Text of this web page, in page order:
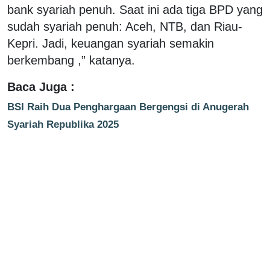
bank syariah penuh. Saat ini ada tiga BPD yang
sudah syariah penuh: Aceh, NTB, dan Riau-
Kepri. Jadi, keuangan syariah semakin
berkembang ,” katanya.
Baca Juga :
BSI Raih Dua Penghargaan Bergengsi di Anugerah
Syariah Republika 2025